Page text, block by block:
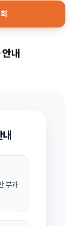
내
내
부과